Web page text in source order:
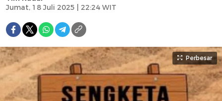
Jumat, 18 Juli 2025 | 22:24 WIT
Perbesar